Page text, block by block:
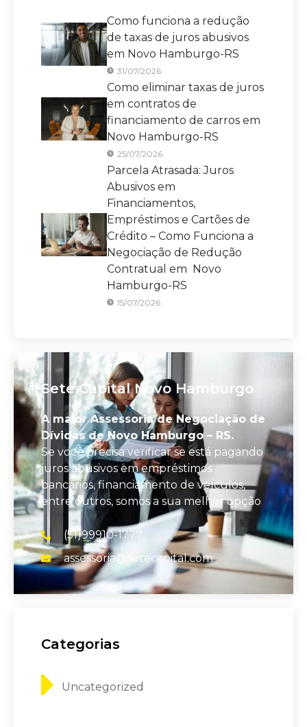
Como funciona a redução
de taxas de juros abusivos
em Novo Hamburgo-RS
31/07/2026
Como eliminar taxas de juros
em contratos de
financiamento de carros em
Novo Hamburgo-RS
25/07/2026
Parcela Atrasada: Juros
Abusivos em
Financiamentos,
Empréstimos e Cartões de
Crédito – Como Funciona a
Negociação de Redução
Contratual em Novo
Hamburgo-RS
15/07/2026
Sete Capital Novo Hamburgo
A maior Assessoria de Negociação de
Dívidas de Novo Hamburgo – RS.
Se você precisa verificar se está pagando
juros abusivos em empréstimos
bancários, financiamento de veículos,
entre outros, somos a sua melhor opção
(51)99910-1777
assessoria@setecapital.com
Categorias
Uncategorized